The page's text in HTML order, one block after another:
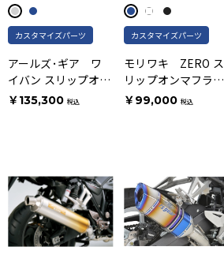
カスタマイズパーツ
アールズ･ギア ワ
イバン スリップオン
Sタイプマフラー チ
￥135,300 税込
カスタマイズパーツ
モリワキ ZERO ス
リップオンマフラー
アノダイズドチタン
￥99,000 税込